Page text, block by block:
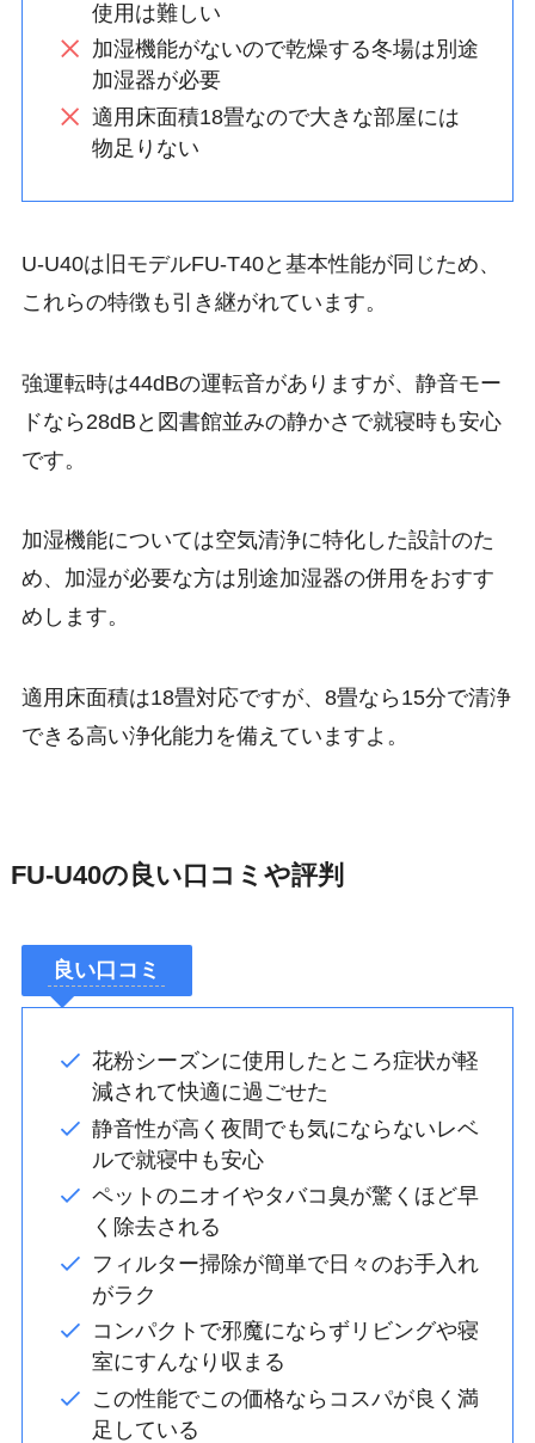
使用は難しい
加湿機能がないので乾燥する冬場は別途
加湿器が必要
適用床面積18畳なので大きな部屋には
物足りない
U-U40は旧モデルFU-T40と基本性能が同じため、
これらの特徴も引き継がれています。
強運転時は44dBの運転音がありますが、静音モー
ドなら28dBと図書館並みの静かさで就寝時も安心
です。
加湿機能については空気清浄に特化した設計のた
め、加湿が必要な方は別途加湿器の併用をおすす
めします。
適用床面積は18畳対応ですが、8畳なら15分で清浄
できる高い浄化能力を備えていますよ。
FU-U40の良い口コミや評判
良い口コミ
花粉シーズンに使用したところ症状が軽
減されて快適に過ごせた
静音性が高く夜間でも気にならないレベ
ルで就寝中も安心
ペットのニオイやタバコ臭が驚くほど早
く除去される
フィルター掃除が簡単で日々のお手入れ
がラク
コンパクトで邪魔にならずリビングや寝
室にすんなり収まる
この性能でこの価格ならコスパが良く満
足している